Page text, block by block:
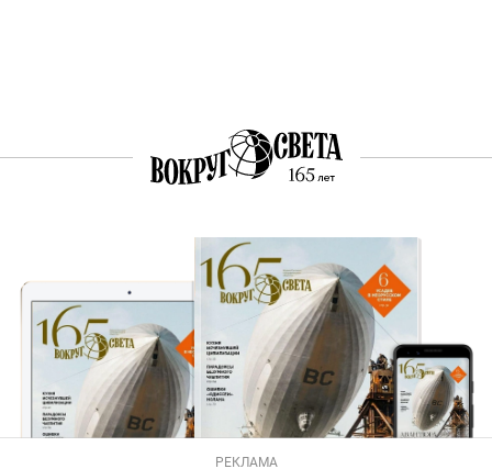
РЕКЛАМА